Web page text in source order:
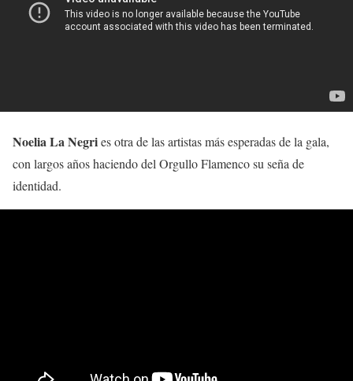
Noelia La Negries otra de las artistas más esperadas de la gala,
con largos años haciendo del Orgullo Flamenco su seña de
identidad.